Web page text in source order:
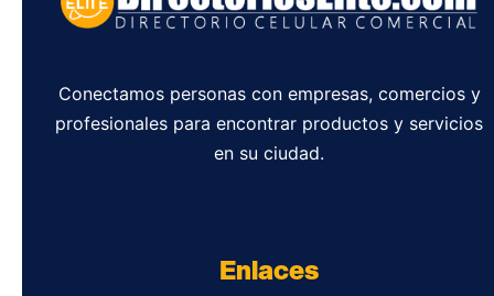
Conectamos personas con empresas, comercios y
profesionales para encontrar productos y servicios
en su ciudad.
Enlaces